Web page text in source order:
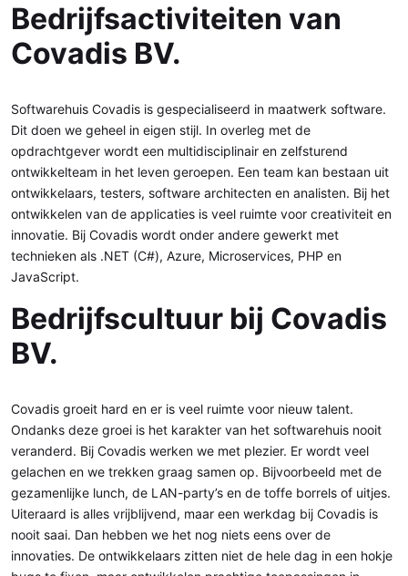
Bedrijfsactiviteiten van
Covadis BV.
Softwarehuis Covadis is gespecialiseerd in maatwerk software.
Dit doen we geheel in eigen stijl. In overleg met de
opdrachtgever wordt een multidisciplinair en zelfsturend
ontwikkelteam in het leven geroepen. Een team kan bestaan uit
ontwikkelaars, testers, software architecten en analisten. Bij het
ontwikkelen van de applicaties is veel ruimte voor creativiteit en
innovatie. Bij Covadis wordt onder andere gewerkt met
technieken als .NET (C#), Azure, Microservices, PHP en
JavaScript.
Bedrijfscultuur bij Covadis
BV.
Covadis groeit hard en er is veel ruimte voor nieuw talent.
Ondanks deze groei is het karakter van het softwarehuis nooit
veranderd. Bij Covadis werken we met plezier. Er wordt veel
gelachen en we trekken graag samen op. Bijvoorbeeld met de
gezamenlijke lunch, de LAN-party’s en de toffe borrels of uitjes.
Uiteraard is alles vrijblijvend, maar een werkdag bij Covadis is
nooit saai. Dan hebben we het nog niets eens over de
innovaties. De ontwikkelaars zitten niet de hele dag in een hokje